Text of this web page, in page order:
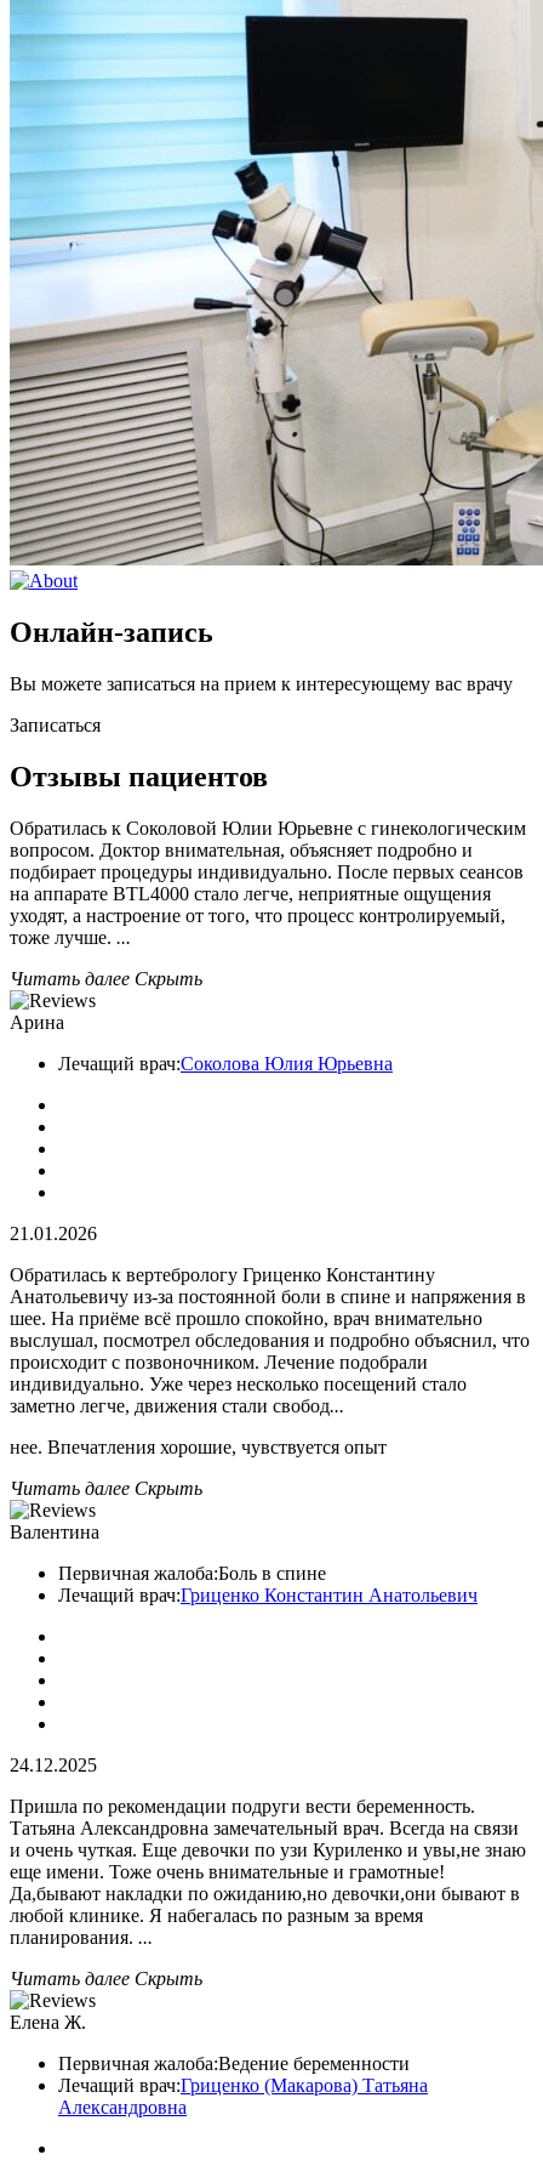
Онлайн-запись
Вы можете записаться на прием к интересующему вас врачу
Записаться
Отзывы пациентов
Обратилась к Соколовой Юлии Юрьевне с гинекологическим
вопросом. Доктор внимательная, объясняет подробно и
подбирает процедуры индивидуально. После первых сеансов
на аппарате BTL4000 стало легче, неприятные ощущения
уходят, а настроение от того, что процесс контролируемый,
тоже лучше. ...
Читать далее Скрыть
Арина
Лечащий врач:Соколова Юлия Юрьевна
21.01.2026
Обратилась к вертебрологу Гриценко Константину
Анатольевичу из-за постоянной боли в спине и напряжения в
шее. На приёме всё прошло спокойно, врач внимательно
выслушал, посмотрел обследования и подробно объяснил, что
происходит с позвоночником. Лечение подобрали
индивидуально. Уже через несколько посещений стало
заметно легче, движения стали свобод...
нее. Впечатления хорошие, чувствуется опыт
Читать далее Скрыть
Валентина
Первичная жалоба:Боль в спине
Лечащий врач:Гриценко Константин Анатольевич
24.12.2025
Пришла по рекомендации подруги вести беременность.
Татьяна Александровна замечательный врач. Всегда на связи
и очень чуткая. Еще девочки по узи Куриленко и увы,не знаю
еще имени. Тоже очень внимательные и грамотные!
Да,бывают накладки по ожиданию,но девочки,они бывают в
любой клинике. Я набегалась по разным за время
планирования. ...
Читать далее Скрыть
Елена Ж.
Первичная жалоба:Ведение беременности
Лечащий врач:Гриценко (Макарова) Татьяна
Александровна